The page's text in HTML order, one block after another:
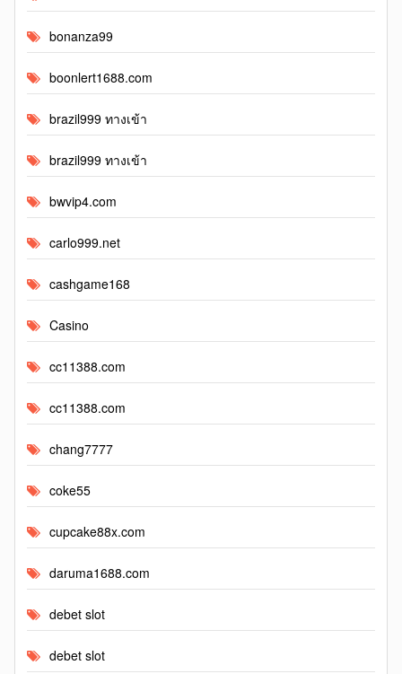
bonanza99
boonlert1688.com
brazil999 ทางเข้า
brazil999 ทางเข้า
bwvip4.com
carlo999.net
cashgame168
Casino
cc11388.com
cc11388.com
chang7777
coke55
cupcake88x.com
daruma1688.com
debet slot
debet slot